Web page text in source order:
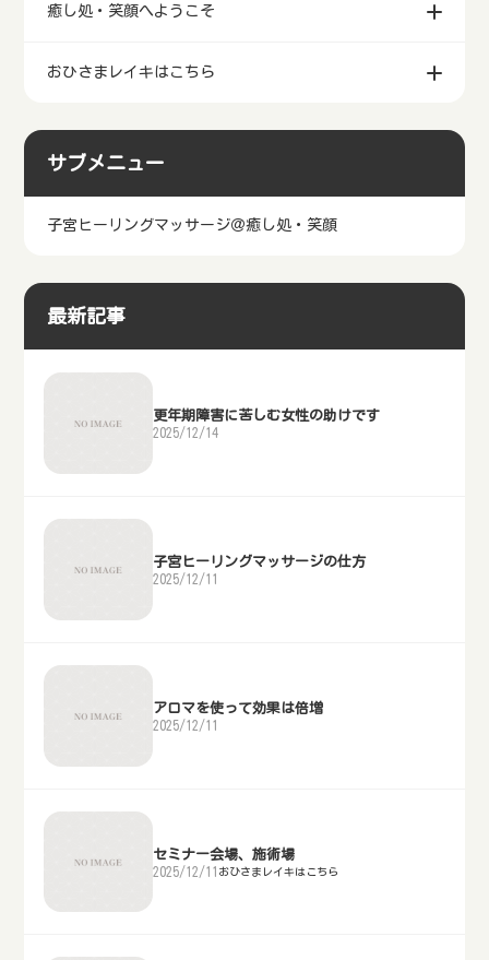
癒し処・笑顔へようこそ
おひさまレイキはこちら
サブメニュー
子宮ヒーリングマッサージ＠癒し処・笑顔
最新記事
更年期障害に苦しむ女性の助けです
2025/12/14
子宮ヒーリングマッサージの仕方
2025/12/11
アロマを使って効果は倍増
2025/12/11
セミナー会場、施術場
2025/12/11 おひさまレイキはこちら